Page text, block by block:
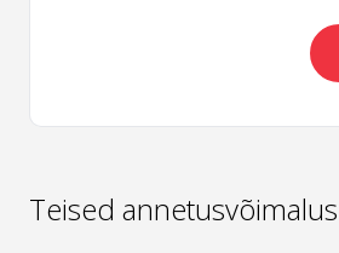
Teised